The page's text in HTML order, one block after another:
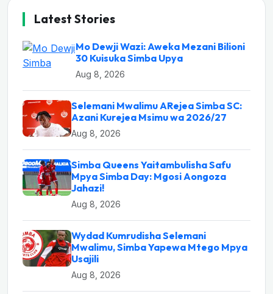
Latest Stories
Mo Dewji Wazi: Aweka Mezani Bilioni
30 Kuisuka Simba Upya
Aug 8, 2026
Selemani Mwalimu ARejea Simba SC:
Azani Kurejea Msimu wa 2026/27
Aug 8, 2026
Simba Queens Yaitambulisha Safu
Mpya Simba Day: Mgosi Aongoza
Jahazi!
Aug 8, 2026
Wydad Kumrudisha Selemani
Mwalimu, Simba Yapewa Mtego Mpya
Usajili
Aug 8, 2026